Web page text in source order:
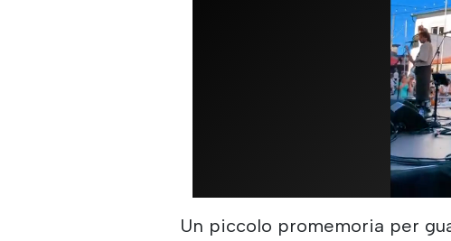
Un piccolo promemoria per